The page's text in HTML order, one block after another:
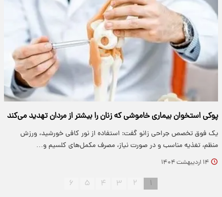
پوکی استخوان بیماری خاموشی که زنان را بیشتر از مردان تهدید می‌کند
یک فوق تخصص جراحی زانو گفت: استفاده از نور کافی خورشید، ورزش
منظم، تغذیه مناسب و در صورت نیاز، مصرف مکمل‌های کلسیم و…
۱۴ اردیبهشت ۱۴۰۴
۱ ۲ ۳ ۴ ۵ ۶